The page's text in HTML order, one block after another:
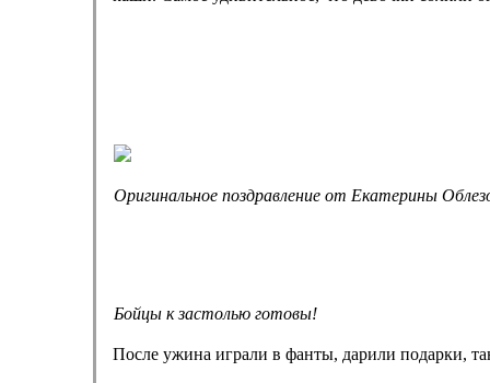
Оригинальное поздравление от Екатерины
Бойцы к застолью готовы!
После ужина играли в фанты, дарили подарки,